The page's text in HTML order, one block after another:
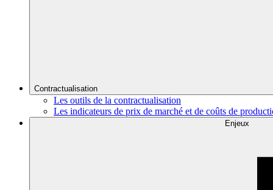
Contractualisation
Les outils de la contractualisation
Les indicateurs de prix de marché et de coûts de
Enjeux